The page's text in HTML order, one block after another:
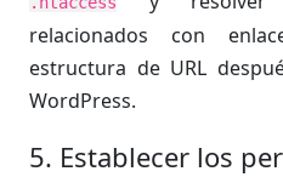
relacionados con
estructura de URL
WordPress.
5. Establecer los